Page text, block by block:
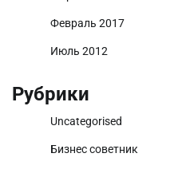
Февраль 2017
Июль 2012
Рубрики
Uncategorised
Бизнес советник